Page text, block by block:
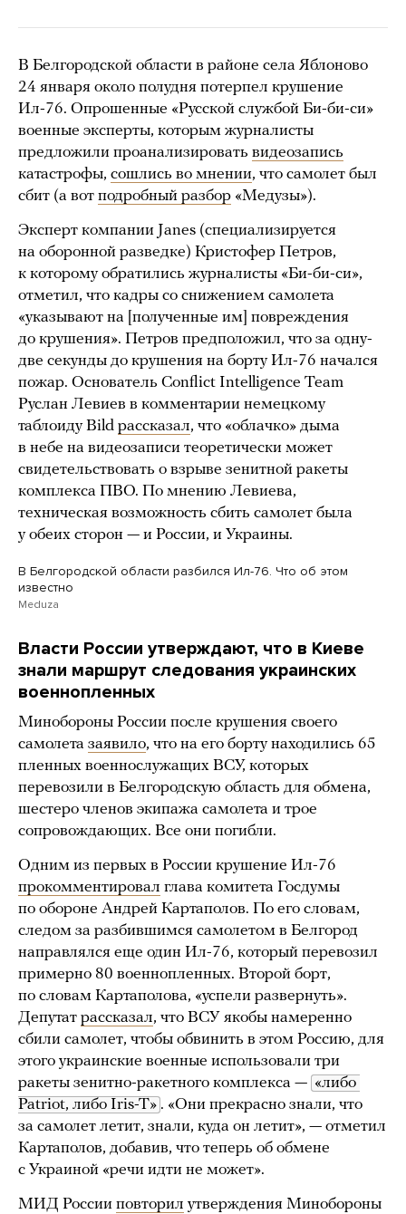
В Белгородской области в районе села Яблоново
24 января около полудня потерпел крушение
Ил-76. Опрошенные «Русской службой Би-би-си»
военные эксперты, которым журналисты
предложили проанализировать видеозапись
катастрофы, сошлись во мнении, что самолет был
сбит (а вот подробный разбор «Медузы»).
Эксперт компании Janes (специализируется
на оборонной разведке) Кристофер Петров,
к которому обратились журналисты «Би-би-си»,
отметил, что кадры со снижением самолета
«указывают на [полученные им] повреждения
до крушения». Петров предположил, что за одну-
две секунды до крушения на борту Ил-76 начался
пожар. Основатель Conflict Intelligence Team
Руслан Левиев в комментарии немецкому
таблоиду Bild рассказал, что «облачко» дыма
в небе на видеозаписи теоретически может
свидетельствовать о взрыве зенитной ракеты
комплекса ПВО. По мнению Левиева,
техническая возможность сбить самолет была
у обеих сторон — и России, и Украины.
В Белгородской области разбился Ил-76. Что об этом
известно
Meduza
Власти России утверждают, что в Киеве
знали маршрут следования украинских
военнопленных
Минобороны России после крушения своего
самолета заявило, что на его борту находились 65
пленных военнослужащих ВСУ, которых
перевозили в Белгородскую область для обмена,
шестеро членов экипажа самолета и трое
сопровождающих. Все они погибли.
Одним из первых в России крушение Ил-76
прокомментировал глава комитета Госдумы
по обороне Андрей Картаполов. По его словам,
следом за разбившимся самолетом в Белгород
направлялся еще один Ил-76, который перевозил
примерно 80 военнопленных. Второй борт,
по словам Картаполова, «успели развернуть».
Депутат рассказал, что ВСУ якобы намеренно
сбили самолет, чтобы обвинить в этом Россию, для
этого украинские военные использовали три
ракеты зенитно-ракетного комплекса — «либо
Patriot, либо Iris-T» . «Они прекрасно знали, что
за самолет летит, знали, куда он летит», — отметил
Картаполов, добавив, что теперь об обмене
с Украиной «речи идти не может».
МИД России повторил утверждения Минобороны